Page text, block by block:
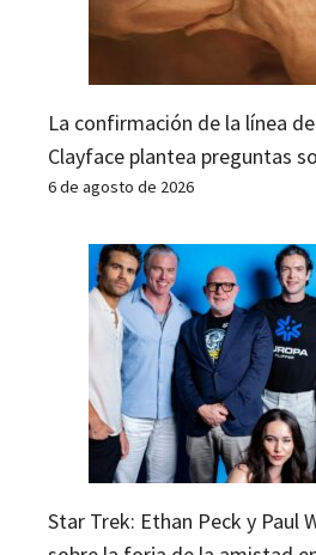
La confirmación de la línea
Clayface plantea preguntas
6 de agosto de 2026
Star Trek: Ethan Peck y Paul